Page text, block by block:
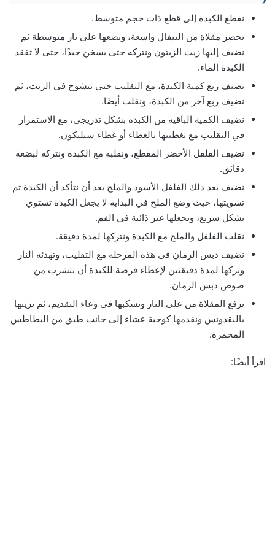
نقطع الكبدة إلى قطع ذات حجم متوسط.
نحضر مقلاة من التيفال واسعة، ونضعها على نار متوسطة ثم
نضيف إليها زيت الزيتون ونتركه حتى يسخن جيدًا، حتى لا تفقد
الكبدة الماء.
نضيف ربع كمية الكبدة، مع التقليب حتى تتشوح في الزيت، ثم
نضيف ربع آخر من الكبدة، ونقلب أيضًا.
نضيف الكمية الباقية من الكبدة بشكل تدريجي، مع الاستمرار
في التقليب مع تغطيتها بالغطاء أو غطاء سيليكون.
نضيف الفلفل الأخضر المقطع، ونقلبه مع الكبدة ونتركه لبضعة
دقائق.
نضيف بعد ذلك الفلفل الأسود والملح بعد أن نتأكد أن الكبدة تم
تسويتها، حيث وضع الملح في البداية لا يجعل الكبدة تستوي
بشكل سريع، ويجعلها غير ذائبة في الفم.
نقلب الفلفل والملح مع الكبدة ونتركها لمدة دقيقة.
نضيف دبس الرمان في هذه المرحلة مع التقليب، وتهدئة النار
وتركها لمدة دقيقتين لإعطاء فرصة للكبدة أن تتشرب من
صوص دبس الرمان.
نرفع المقلاة من على النار ونسكبها في وعاء التقديم، ثم نزينها
بالبقدونس ونقدمها كوجبة عشاء إلى جانب طبق من البطاطس
المحمرة.
اقرأ أيضًا: